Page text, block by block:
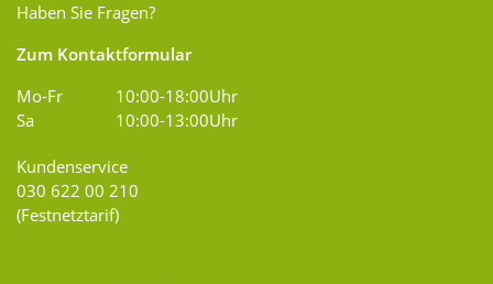
Haben Sie Fragen?
Zum Kontaktformular
Mo-Fr
10:00-18:00Uhr
Sa
10:00-13:00Uhr
Kundenservice
030 622 00 210
(Festnetztarif)